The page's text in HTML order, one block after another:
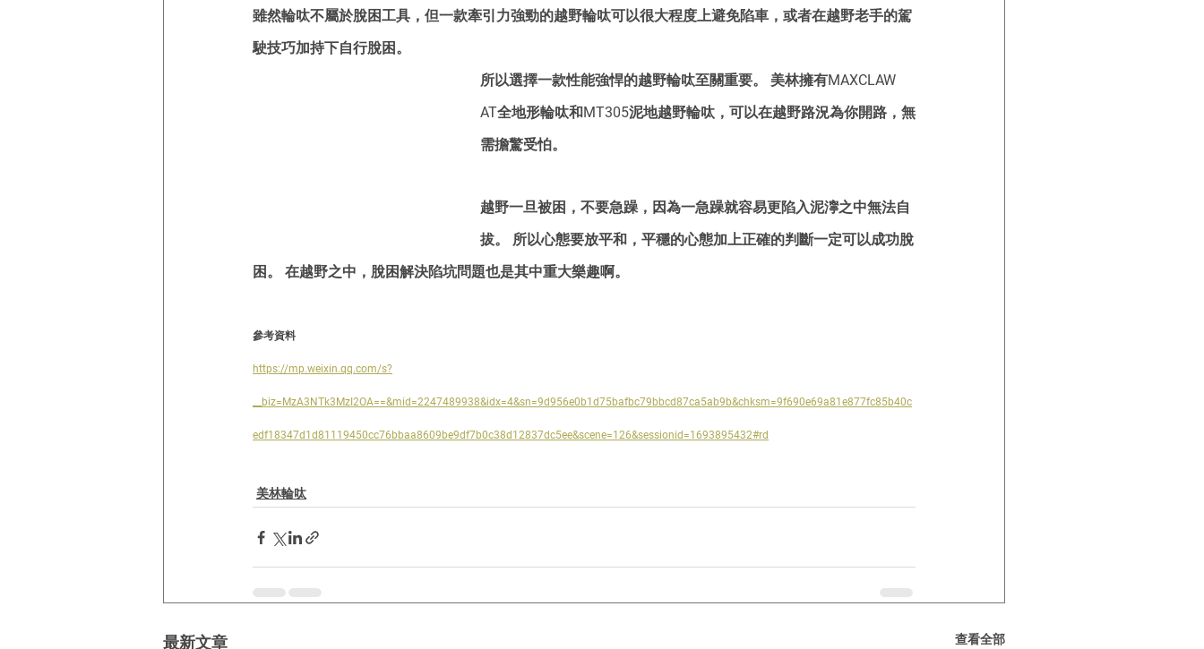
雖然輪呔不屬於脫困工具，但一款牽引力強勁的越野輪呔可以很大程度上避免陷車，或者在越野老手的駕
駛技巧加持下自行脫困。
所以選擇一款性能強悍的越野輪呔至關重要。 美林擁有MAXCLAW
AT全地形輪呔和MT305泥地越野輪呔，可以在越野路況為你開路，無
需擔驚受怕。
越野一旦被困，不要急躁，因為一急躁就容易更陷入泥濘之中無法自
拔。 所以心態要放平和，平穩的心態加上正確的判斷一定可以成功脫
困。 在越野之中，脫困解決陷坑問題也是其中重大樂趣啊。
參考資料
https://mp.weixin.qq.com/s?
__biz=MzA3NTk3MzI2OA==&mid=2247489938&idx=4&sn=9d956e0b1d75bafbc79bbcd87ca5ab9b&chksm=9f690e69a81e877fc85b40c
edf18347d1d81119450cc76bbaa8609be9df7b0c38d12837dc5ee&scene=126&sessionid=1693895432#rd
美林輪呔
最新文章 查看全部